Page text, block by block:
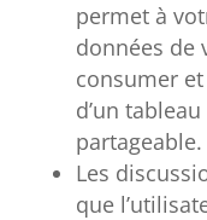
permet à
données de
consumer
d’un
partageable.
Les
que